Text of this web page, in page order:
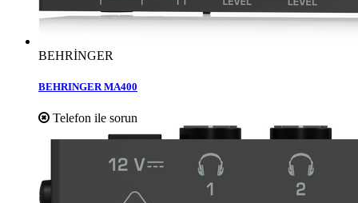
BEHRİNGER
BEHRINGER MA400
Telefon ile sorun